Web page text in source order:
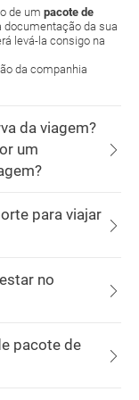
de um pacote de
documentação da sua
levá-la consigo na
da companhia
da viagem?
um
para viajar
no
pacote de